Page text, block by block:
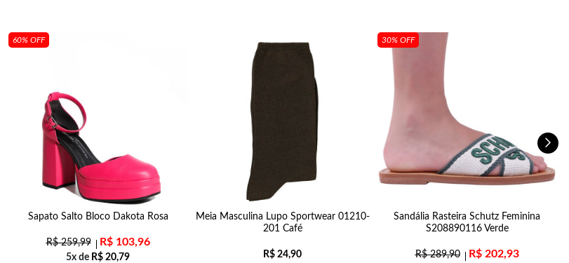
60% OFF
Sapato Salto Bloco Dakota Rosa
R$259,99 R$103,96
5x de R$ 20,79
Meia Masculina Lupo Sportwear 01210-
201 Café
R$ 24,90
30% OFF
Sandália Rasteira Schutz Feminina
S208890116 Verde
R$289,90 R$202,93